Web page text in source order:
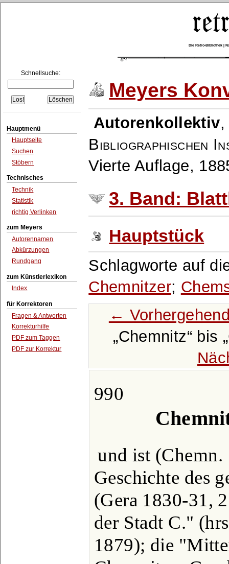
Die Retro-Bibliothek |
Schnellsuche:
Hauptmenü
Hauptseite
Suchen
Stöbern
Technisches
Technik
Statistik
richtig Verlinken
zum Meyers
Autorennamen
Abkürzungen
Rundgang
zum Künstlerlexikon
Index
für Korrektoren
Fragen & Antworten
Korrekturhilfe
PDF zum Taggen
PDF zur Korrektur
Meyers
Autorenkollektiv
Bibliographischen
Vierte Auflage,
3. Band:
Hauptstück
Schlagworte auf
Chemnitzer;
←
Chemnitz bis
990
und ist
Geschichte des
(Gera 1830-31,
der Stadt C."
1879); die